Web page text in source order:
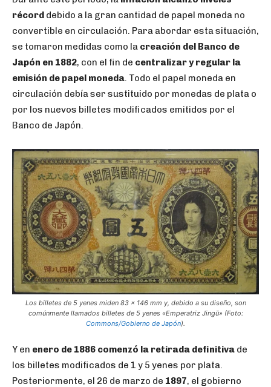
récord debido a la gran cantidad de papel moneda no
convertible en circulación. Para abordar esta situación,
se tomaron medidas como la creación del Banco de
Japón en 1882, con el fin de centralizar y regular la
emisión de papel moneda. Todo el papel moneda en
circulación debía ser sustituido por monedas de plata o
por los nuevos billetes modificados emitidos por el
Banco de Japón.
Los billetes de 5 yenes miden 83 x 146 mm y, debido a su diseño, son
comúnmente llamados billetes de 5 yenes «Emperatriz Jingū» (Foto:
Commons/Gobierno de Japón).
Y en enero de 1886 comenzó la retirada definitiva de
los billetes modificados de 1 y 5 yenes por plata.
Posteriormente, el 26 de marzo de 1897, el gobierno